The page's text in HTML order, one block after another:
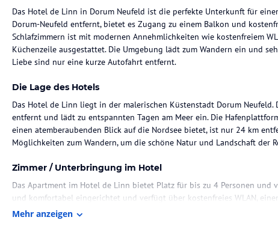
Das Hotel de Linn in Dorum Neufeld ist die perfekte Unterkunft für
Dorum-Neufeld entfernt, bietet es Zugang zu einem Balkon und
Schlafzimmern ist mit modernen Annehmlichkeiten wie kostenfreiem
Küchenzeile ausgestattet. Die Umgebung lädt zum Wandern ein und
Liebe sind nur eine kurze Autofahrt entfernt.
Die Lage des Hotels
Das Hotel de Linn liegt in der malerischen Küstenstadt Dorum
entfernt und lädt zu entspannten Tagen am Meer ein. Die
einen atemberaubenden Blick auf die Nordsee bietet, ist nur 24 km
Möglichkeiten zum Wandern, um die schöne Natur und Landschaft der
Zimmer / Unterbringung im Hotel
Das Apartment im Hotel de Linn bietet Platz für bis zu 4 Personen und
und komfortabel eingerichtet und verfügt über kostenfreies WLAN,
Küchenzeile ist mit einem Kühlschrank und einem Backofen
Mehr anzeigen